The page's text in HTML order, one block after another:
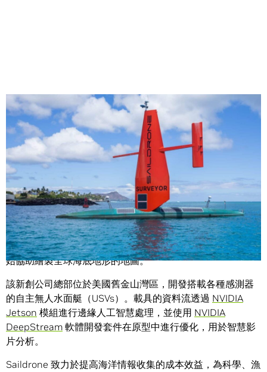
Share
Saildrone 在自主海洋監測領域引起了轟動。
這家新創公司的海洋資料收集技術已在北大西洋近距離追蹤
颶風，在太平洋發現了一座 3,200 英尺高的海底山脈，並開
始協助繪製全球海底地形的地圖。
該新創公司總部位於美國舊金山灣區，開發搭載各種感測器
的自主無人水面艇（USVs）。載具的資料流透過 NVIDIA
Jetson 模組進行邊緣人工智慧處理，並使用 NVIDIA
DeepStream 軟體開發套件在原型中進行優化，用於智慧影
片分析。
Saildrone 致力於提高海洋情報收集的成本效益，為科學、漁